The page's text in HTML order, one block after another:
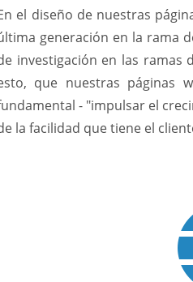
el diseño de nuestras
generación en la rama
investigación en las ramas
que nuestras páginas
- "impulsar el
la facilidad que tiene el